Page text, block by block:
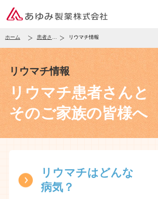
ホーム 患者さん・一般の皆様 リウマチ情報
リウマチ情報
リウマチ患者さんと
そのご家族の皆様へ
リウマチはどんな
病気？